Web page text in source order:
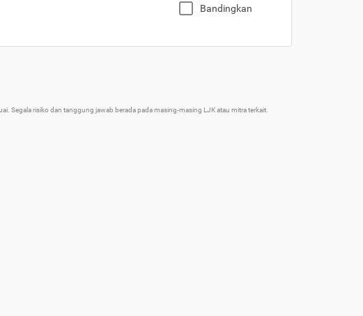
Bandingkan
risiko dan tanggung jawab berada pada masing-masing LJK atau mitra terkait.